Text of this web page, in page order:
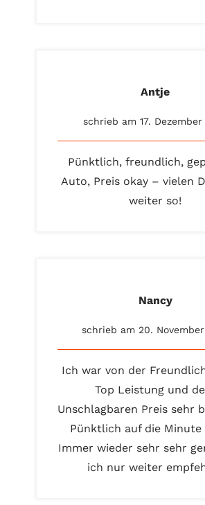
Antje
schrieb am 17. Dezember
Pünktlich, freundlich,
Auto, Preis okay – vielen
weiter so!
Nancy
schrieb am 20. November
Ich war von der
Top Leistung und
Unschlagbaren Preis sehr
Pünktlich auf die Minute
Immer wieder sehr sehr
ich nur weiter